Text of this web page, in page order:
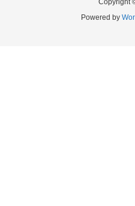
Copyright
Powered by